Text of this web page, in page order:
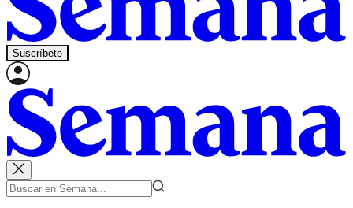
Suscríbete